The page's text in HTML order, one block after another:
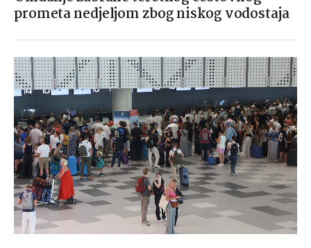
prometa nedjeljom zbog niskog vodostaja